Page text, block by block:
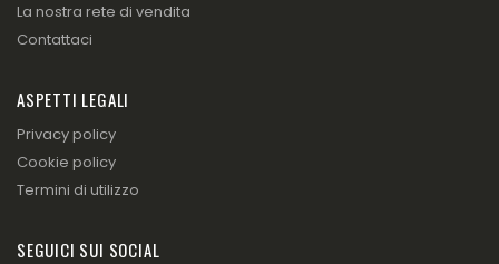
La nostra rete di vendita
Contattaci
ASPETTI LEGALI
Privacy policy
Cookie policy
Termini di utilizzo
SEGUICI SUI SOCIAL